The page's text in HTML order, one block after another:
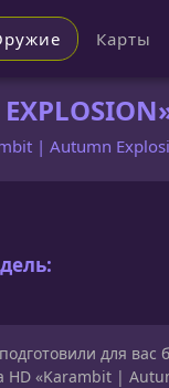
Карты
| Autumn
для вас
HD «Karambit |